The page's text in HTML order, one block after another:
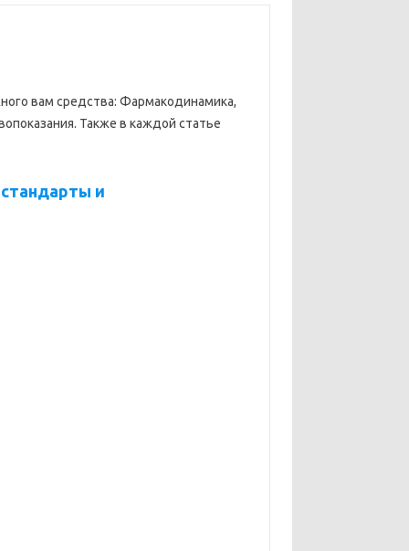
вам средства: Фармакодинамика,
Также в каждой статье
и